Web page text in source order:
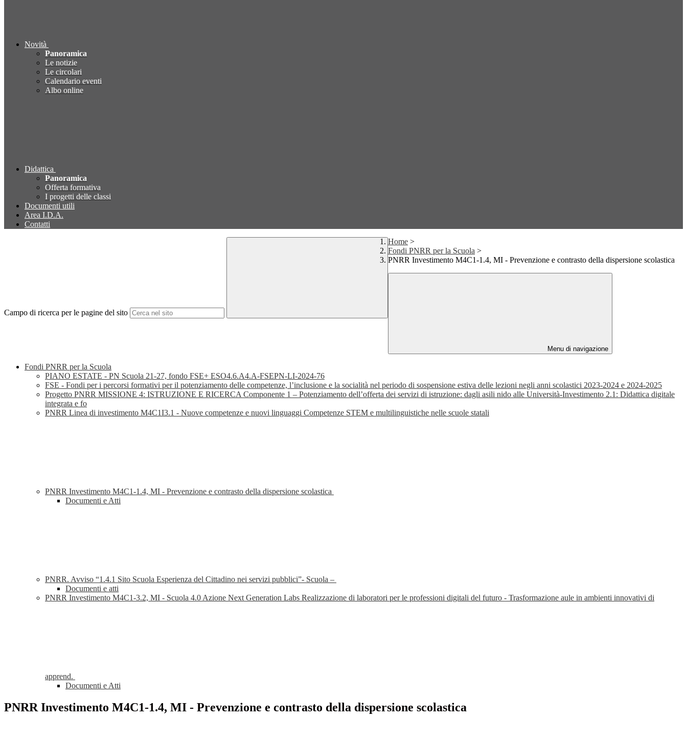
Novità
Panoramica
Le notizie
Le circolari
Calendario eventi
Albo online
Didattica
Panoramica
Offerta formativa
I progetti delle classi
Documenti utili
Area I.D.A.
Contatti
Campo di ricerca per le pagine del sito
Home >
Fondi PNRR per la Scuola >
PNRR Investimento M4C1-1.4, MI - Prevenzione e contrasto della dispersione scolastica
Menu di navigazione
Fondi PNRR per la Scuola
PIANO ESTATE - PN Scuola 21-27, fondo FSE+ ESO4.6.A4.A-FSEPN-LI-2024-76
FSE - Fondi per i percorsi formativi per il potenziamento delle competenze, l’inclusione e la socialità nel periodo di sospensione estiva delle lezioni negli anni scolastici 2023-2024 e 2024-2025
Progetto PNRR MISSIONE 4: ISTRUZIONE E RICERCA Componente 1 – Potenziamento dell’offerta dei servizi di istruzione: dagli asili nido alle Università-Investimento 2.1: Didattica digitale
integrata e fo
PNRR Linea di investimento M4C1I3.1 - Nuove competenze e nuovi linguaggi Competenze STEM e multilinguistiche nelle scuole statali
PNRR Investimento M4C1-1.4, MI - Prevenzione e contrasto della dispersione scolastica
Documenti e Atti
PNRR. Avviso “1.4.1 Sito Scuola Esperienza del Cittadino nei servizi pubblici”- Scuola –
Documenti e atti
PNRR Investimento M4C1-3.2, MI - Scuola 4.0 Azione Next Generation Labs Realizzazione di laboratori per le professioni digitali del futuro - Trasformazione aule in ambienti innovativi di
apprend.
Documenti e Atti
PNRR Investimento M4C1-1.4, MI - Prevenzione e contrasto della dispersione scolastica